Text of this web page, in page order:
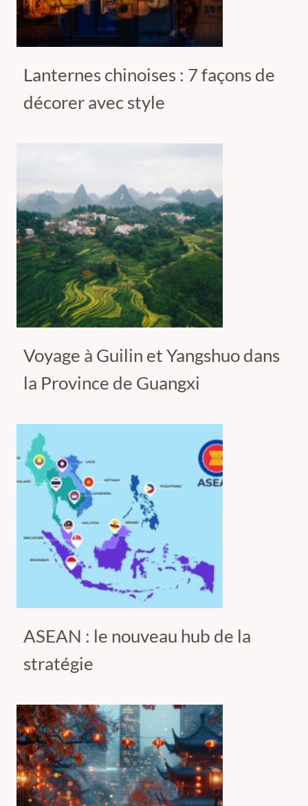
Lanternes chinoises : 7 façons de
décorer avec style
Voyage à Guilin et Yangshuo dans
la Province de Guangxi
ASEAN : le nouveau hub de la
stratégie